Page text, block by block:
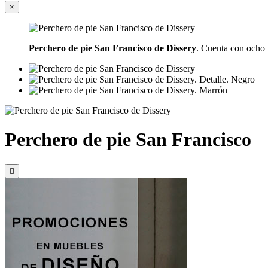
×
Perchero de pie San Francisco de Dissery. Cuenta con ocho
Perchero de pie San Francisco
